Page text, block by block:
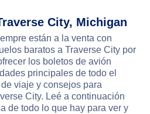
City, Michigan
están a la venta con
baratos a Traverse City por
los boletos de avión
principales de todo el
viaje y consejos para
City. Leé a continuación
de todo lo que hay para ver y